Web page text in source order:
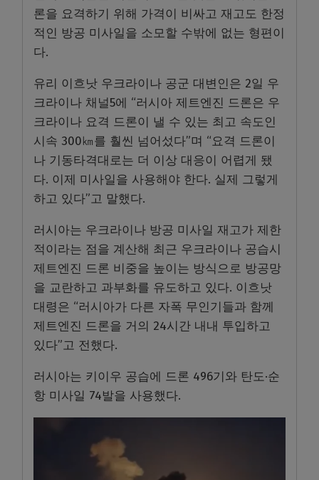
론을 요격하기 위해 가격이 비싸고 재고도 한정
적인 방공 미사일을 소모할 수밖에 없는 형편이
다.
유리 이흐낫 우크라이나 공군 대변인은 2일 우
크라이나 채널5에 “러시아 제트엔진 드론은 우
크라이나 요격 드론이 낼 수 있는 최고 속도인
시속 300㎞를 훨씬 넘어섰다”며 “요격 드론이
나 기동타격대로는 더 이상 대응이 어렵게 됐
다. 이제 미사일을 사용해야 한다. 실제 그렇게
하고 있다”고 말했다.
러시아는 우크라이나 방공 미사일 재고가 제한
적이라는 점을 계산해 최근 우크라이나 공습시
제트엔진 드론 비중을 높이는 방식으로 방공망
을 교란하고 과부화를 유도하고 있다. 이흐낫
대령은 “러시아가 다른 자폭 무인기들과 함께
제트엔진 드론을 거의 24시간 내내 투입하고
있다”고 전했다.
러시아는 키이우 공습에 드론 496기와 탄도·순
항 미사일 74발을 사용했다.